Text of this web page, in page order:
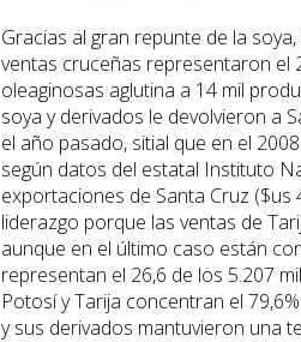
Gracias al gran repunte de la
ventas cruceñas representaron el
oleaginosas aglutina a 14 mil
soya y derivados le devolvieron a
el año pasado, sitial que en el
según datos del estatal Instituto
exportaciones de Santa Cruz
liderazgo porque las ventas de
aunque en el último caso están
representan el 26,6 de los 5.207
Potosí y Tarija concentran el
y sus derivados mantuvieron una